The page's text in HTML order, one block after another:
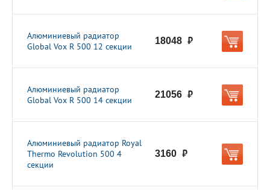
Алюминиевый радиатор
Global Vox R 500 12 секции
18048 руб.
Алюминиевый радиатор
Global Vox R 500 14 секции
21056 руб.
Алюминиевый радиатор Royal
Thermo Revolution 500 4
секции
3160 руб.